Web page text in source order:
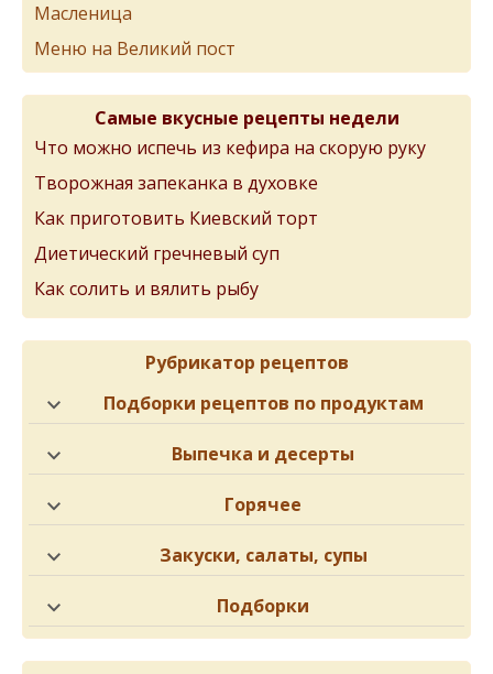
Масленица
Меню на Великий пост
Самые вкусные рецепты недели
Что можно испечь из кефира на скорую руку
Творожная запеканка в духовке
Как приготовить Киевский торт
Диетический гречневый суп
Как солить и вялить рыбу
Рубрикатор рецептов
Подборки рецептов по продуктам
Выпечка и десерты
Горячее
Закуски, салаты, супы
Подборки